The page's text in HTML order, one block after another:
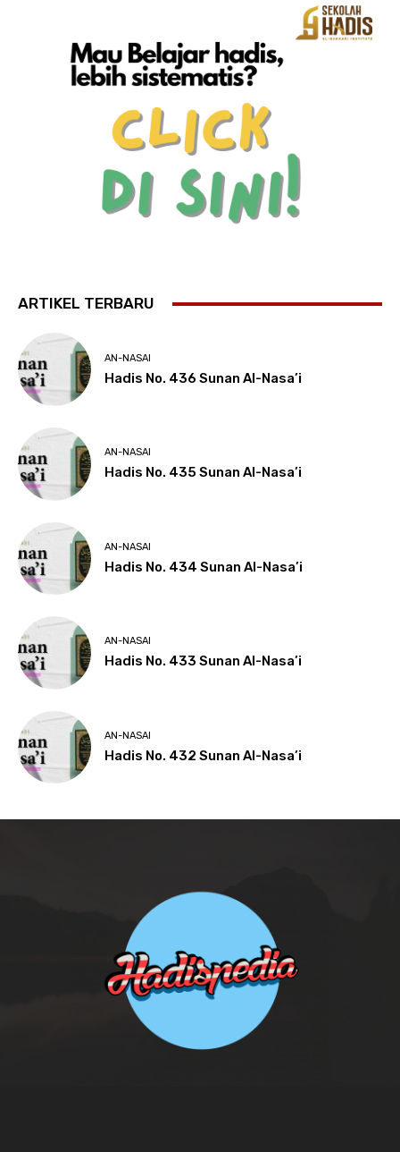
ARTIKEL TERBARU
AN-NASAI
Hadis No. 436 Sunan Al-Nasa’i
AN-NASAI
Hadis No. 435 Sunan Al-Nasa’i
AN-NASAI
Hadis No. 434 Sunan Al-Nasa’i
AN-NASAI
Hadis No. 433 Sunan Al-Nasa’i
AN-NASAI
Hadis No. 432 Sunan Al-Nasa’i